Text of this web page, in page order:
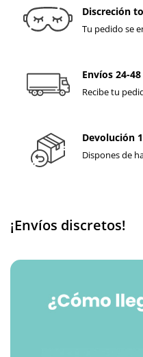
Discreción
Tu pedido se
Envíos 24-
Recibe tu
Devolución
Dispones de
¡Envíos discretos!